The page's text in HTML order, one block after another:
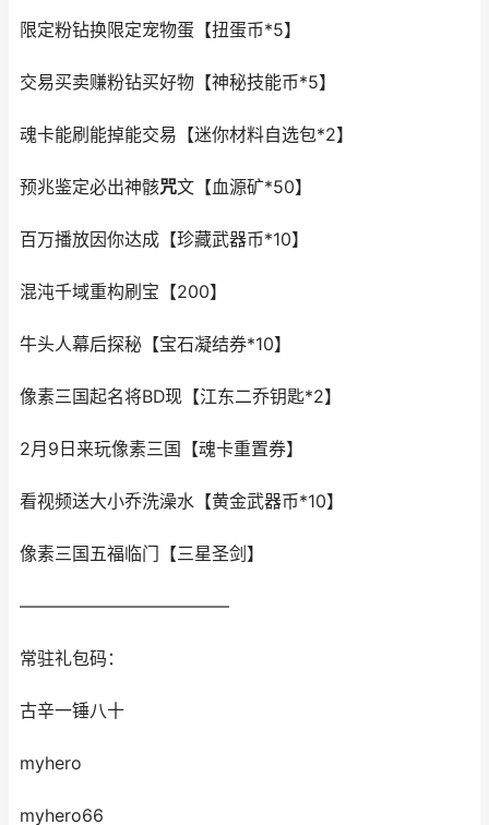
限定粉钻换限定宠物蛋【扭蛋币*5】
交易买卖赚粉钻买好物【神秘技能币*5】
魂卡能刷能掉能交易【迷你材料自选包*2】
预兆鉴定必出神骸咒文【血源矿*50】
百万播放因你达成【珍藏武器币*10】
混沌千域重构刷宝【200】
牛头人幕后探秘【宝石凝结券*10】
像素三国起名将BD现【江东二乔钥匙*2】
2月9日来玩像素三国【魂卡重置券】
看视频送大小乔洗澡水【黄金武器币*10】
像素三国五福临门【三星圣剑】
————————————
常驻礼包码：
古辛一锤八十
myhero
myhero66